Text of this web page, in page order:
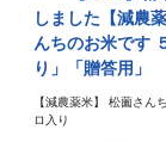
しました【減農
んちのお米です
り」「贈答用」
【減農薬米】 松薗さん
ロ入り